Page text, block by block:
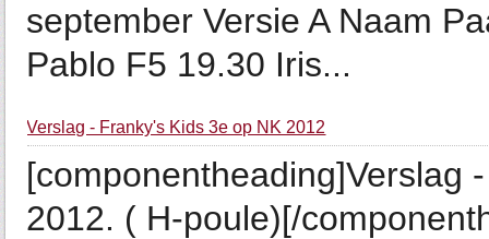
september Versie A Naam
Pablo F5 19.30 Iris...
Verslag - Franky's Kids 3e op NK 2012
[componentheading]Verslag
2012. ( H-poule)[/